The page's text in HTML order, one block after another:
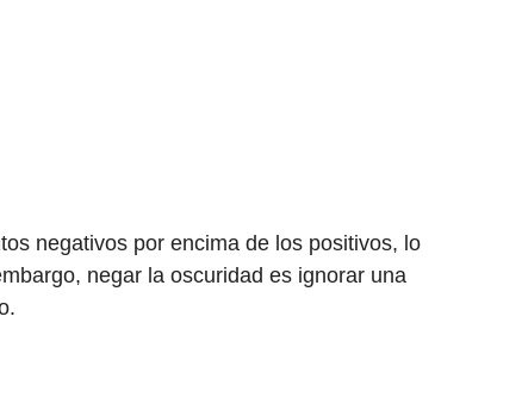
negativos por encima de los positivos, lo
negar la oscuridad es ignorar una